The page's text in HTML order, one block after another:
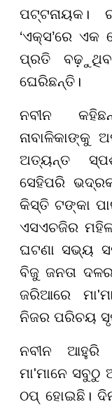
ପଟ୍ଟନାୟକ।
‘ଏକ୍ସ’ରେ ଏକ
ପ୍ରତି ବଢ଼ୁଥିବା
ଘେରିଛନ୍ତି।
ନବୀନ
ନାବାଳିକାଙ୍କୁ
ଅତ୍ୟନ୍ତ
ସେହିପରି
କିସ୍ତି ଟଙ୍କା
ଏସଏଚଜିର
ଘଟଣା ସଭ୍ୟ
ବିଜୁ ଜନତା
ଜରିଆରେ
ନିଜର ପରିଚୟ
ନବୀନ ଆହୁରି
ମା'ମାନେ
ଠପ୍ ହୋଇଛି।